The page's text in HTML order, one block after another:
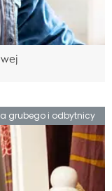
grubego i odbytnicy